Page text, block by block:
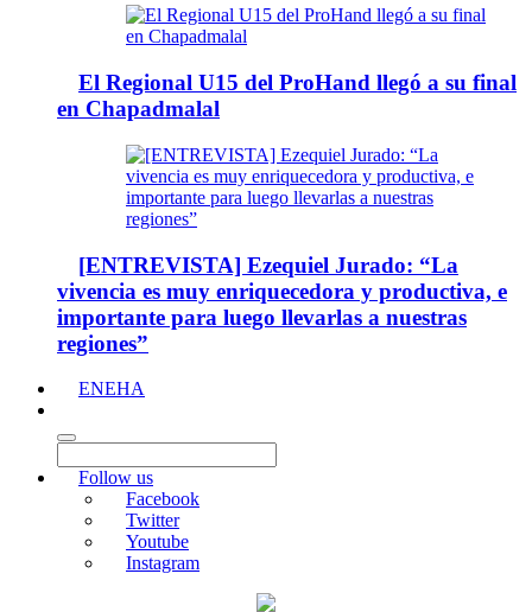
El Regional U15 del ProHand llegó a su final
en Chapadmalal
[ENTREVISTA] Ezequiel Jurado: “La
vivencia es muy enriquecedora y productiva, e
importante para luego llevarlas a nuestras
regiones”
ENEHA
Follow us
Facebook
Twitter
Youtube
Instagram